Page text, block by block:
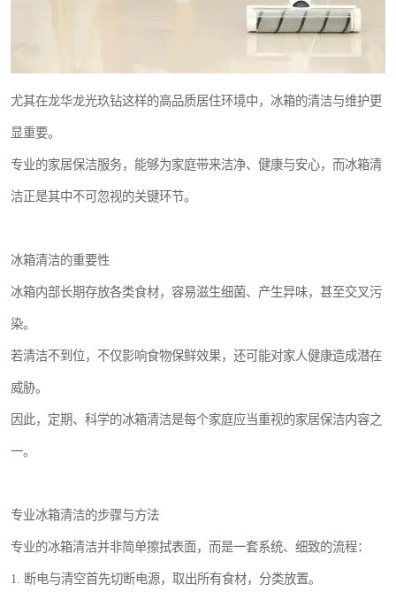
尤其在龙华龙光玖钻这样的高品质居住环境中，冰箱的清洁与维护更
显重要。
专业的家居保洁服务，能够为家庭带来洁净、健康与安心，而冰箱清
洁正是其中不可忽视的关键环节。
冰箱清洁的重要性
冰箱内部长期存放各类食材，容易滋生细菌、产生异味，甚至交叉污
染。
若清洁不到位，不仅影响食物保鲜效果，还可能对家人健康造成潜在
威胁。
因此，定期、科学的冰箱清洁是每个家庭应当重视的家居保洁内容之
一。
专业冰箱清洁的步骤与方法
专业的冰箱清洁并非简单擦拭表面，而是一套系统、细致的流程：
1. 断电与清空首先切断电源，取出所有食材，分类放置。